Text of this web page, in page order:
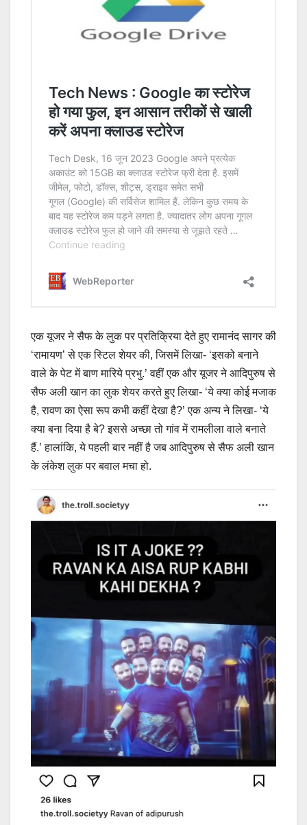
एक यूजर ने सैफ के लुक पर प्रतिक्रिया देते हुए रामानंद सागर की
‘रामायण’ से एक स्टिल शेयर की, जिसमें लिखा- ‘इसको बनाने
वाले के पेट में बाण मारिये प्रभु.’ वहीं एक और यूजर ने आदिपुरुष से
सैफ अली खान का लुक शेयर करते हुए लिखा- ‘ये क्या कोई मजाक
है, रावण का ऐसा रूप कभी कहीं देखा है?’ एक अन्य ने लिखा- ‘ये
क्या बना दिया है बे? इससे अच्छा तो गांव में रामलीला वाले बनाते
हैं.’ हालांकि, ये पहली बार नहीं है जब आदिपुरुष से सैफ अली खान
के लंकेश लुक पर बवाल मचा हो.